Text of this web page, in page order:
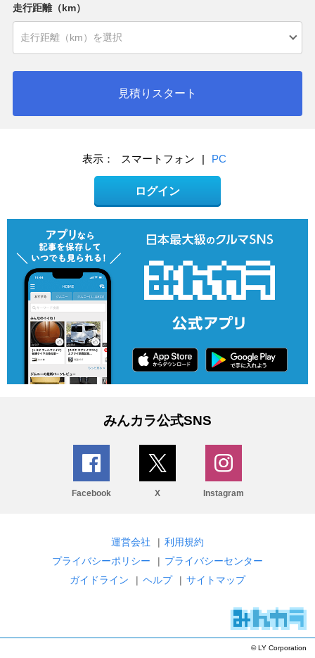
走行距離（km）
見積りスタート
表示： スマートフォン | PC
ログイン
みんカラ公式SNS
Facebook X Instagram
運営会社 | 利用規約
プライバシーポリシー
| プライバシーセンター
ガイドライン
| ヘルプ | サイトマップ
© LY Corporation